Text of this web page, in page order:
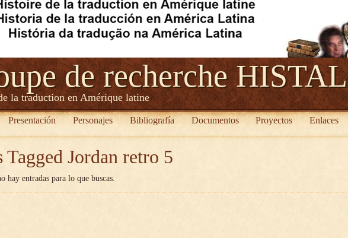
de recherche HISTAL
la traduction en Amérique latine
Presentación Personajes Bibliografía Documentos Proyectos Enlaces
Tagged Jordan retro 5
hay entradas para lo que buscas.